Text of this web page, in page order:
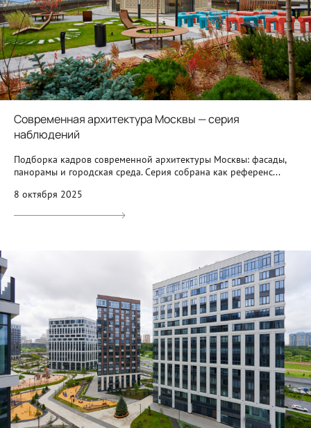
Современная архитектура Москвы — серия
наблюдений
Подборка кадров современной архитектуры Москвы: фасады,
панорамы и городская среда. Серия собрана как референс...
8 октября 2025